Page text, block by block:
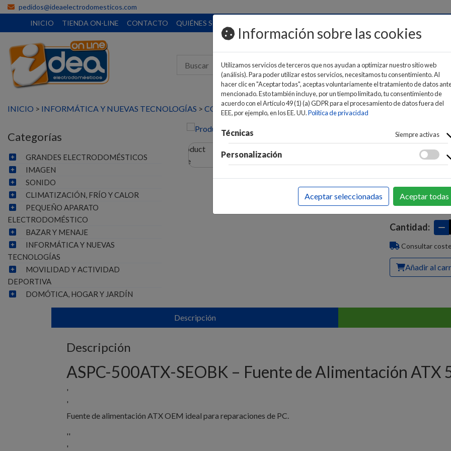
pedidos@ideaelectrodomesticos.com
INICIO
TIENDA ON-LINE CONTACTO QUIÉNES SOMOS
INICIO > INFORMÁTICA Y NUEVAS TECNOLOGÍAS > COMPONENTES>COMPONENTES >FUENTES DE
Categorías
GRANDES ELECTRODOMÉSTICOS
IMAGEN
SONIDO
CLIMATIZACIÓN, FRÍO Y CALOR
PEQUEÑO APARATO
ELECTRODOMÉSTICO
BAZAR Y MENAJE
INFORMÁTICA Y NUEVAS
TECNOLOGÍAS
MOVILIDAD Y ACTIVIDAD
DEPORTIVA
DOMÓTICA, HOGAR Y JARDÍN
Fuente
500ATX-
15
EAN:
Marca:AISENS
Cantidad:
Consultar
Añadir al
Descripción
Descripción
ASPC-500ATX-SEOBK – Fuente de Alimentación ATX
'
'
Fuente de alimentación ATX OEM ideal para reparaciones de PC.
''
'
Información sobre las cookies
Utilizamos servicios de terceros que nos ayudan a optimizar nuestro sitio web
(análisis). Para poder utilizar estos servicios, necesitamos tu consentimiento. Al
hacer clic en "Aceptar todas", aceptas voluntariamente el tratamiento de datos
mencionado. Esto también incluye, por un tiempo limitado, tu consentimiento de
acuerdo con el Artículo 49 (1) (a) GDPR para el procesamiento de datos fuera del
EEE, por ejemplo, en los EE. UU.Política de privacidad
Técnicas Siempre activas
Personalización
Aceptar seleccionadas Aceptar todas